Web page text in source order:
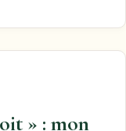
» : mon